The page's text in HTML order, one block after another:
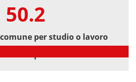
50.2
per studio o lavoro